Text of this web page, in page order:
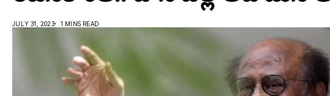
JULY 31, 2023 1 MINS READ